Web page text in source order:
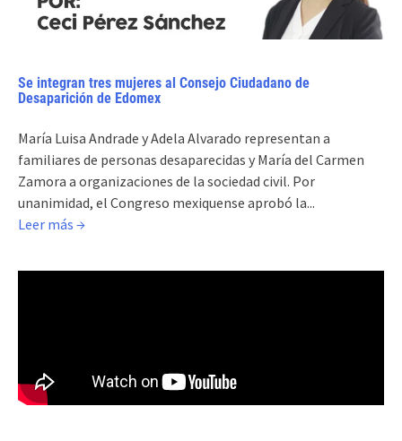
Se integran tres mujeres al Consejo Ciudadano de
Desaparición de Edomex
María Luisa Andrade y Adela Alvarado representan a
familiares de personas desaparecidas y María del Carmen
Zamora a organizaciones de la sociedad civil. Por
unanimidad, el Congreso mexiquense aprobó la...
Leer más →